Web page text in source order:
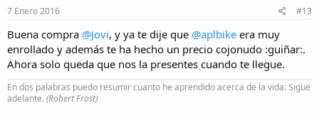
7 Enero 2016 #13
Buena compra @Jovi, y ya te dije que @aplbike era muy
enrollado y además te ha hecho un precio cojonudo :guiñar:.
Ahora solo queda que nos la presentes cuando te llegue.
En dos palabras puedo resumir cuanto he aprendido acerca de la vida: Sigue
adelante.(Robert Frost)